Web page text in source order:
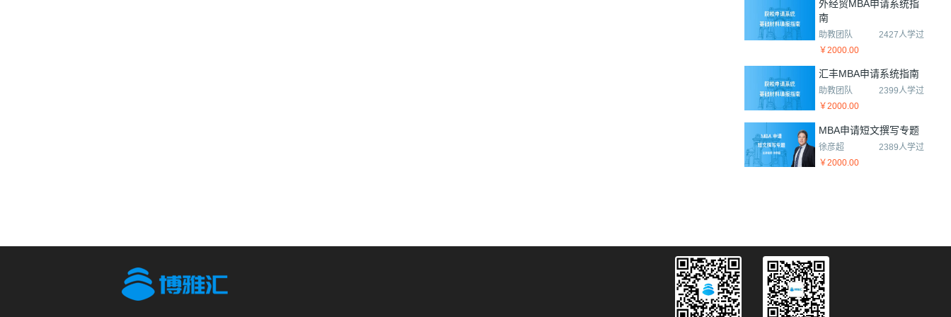
外经贸MBA申请系统指
南
助教团队
2427人学过
￥2000.00
汇丰MBA申请系统指南
助教团队
2399人学过
￥2000.00
MBA申请短文撰写专题
徐彦超
2389人学过
￥2000.00